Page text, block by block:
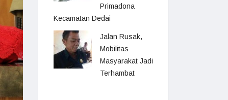
Primadona
Kecamatan Dedai
Jalan Rusak,
Mobilitas
Masyarakat Jadi
Terhambat